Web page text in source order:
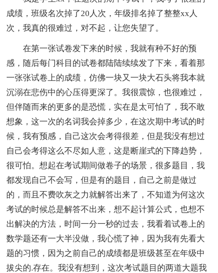
成绩，班级名次掉了20人次，年级排名掉了整整xx人
次，我真的很难过，对不起，让您失望了。
在第一张试卷发下来的时候，我就有种不好的预
感，随后每门科目的试卷都陆陆续续发了下来，看着那
一张张试卷上的成绩，仿佛一块又一块大石头将我本就
沉溺在悲伤中的心压得更深了。我很震惊，也很难过，
但伴随而来的更多的是恐慌，实在是太可怕了，我不敢
想象，这一次的名词我会掉多少，在这次期中考试的时
候，我有预感，自己这次会考得很差，但是我没有想过
自己会考得这么不尽如人意，这是断崖式的下降趋势，
很可怕。想起在考试期间做卷子的场景，很多题目，我
都发现自己不会写，但是有的题目，自己之前是做过
的，而且不费吹灰之力就解答出来了，不知道为何这次
考试的时候总是解答不出来，想不起计算公式，也想不
出解决的方法，时间一分一秒的过去，我看着试卷上的
数学题还有一大半没做，我心慌了神，因为我有先看大
题的习惯，因为之前自己的成绩都是班级甚至在年级中
拔尖的.存在。我没有想到，这次考试题目的两道大题我